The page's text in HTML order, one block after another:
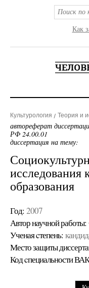
Как
Культурология Теория и
автореферат
РФ 24.00.01
диссертация на тему:
исследования
образования
Год: 2007
Автор научной работы:
Ученая cтепень:
Место защиты
Код cпециальности